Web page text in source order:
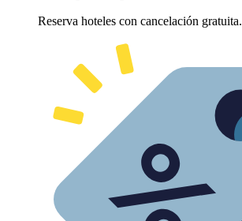
Reserva hoteles con cancelación gratuita.